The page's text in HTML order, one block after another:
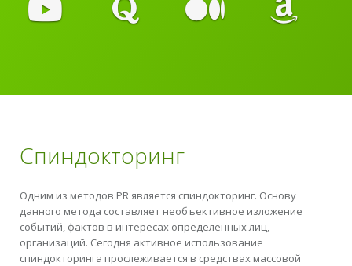
Спиндокторинг
Одним из методов PR является спиндокторинг. Основу
данного метода составляет необъективное изложение
событий, фактов в интересах определенных лиц,
организаций. Сегодня активное использование
спиндокторинга прослеживается в средствах массовой